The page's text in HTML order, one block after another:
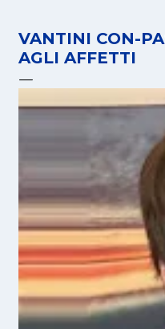
VANTINI CON-
AGLI AFFETTI